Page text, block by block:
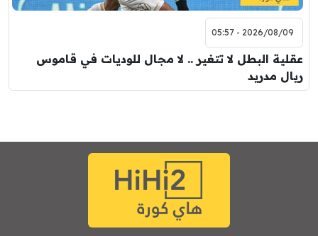
2026/08/09 - 05:57
عقلية البطل لا تتغير .. لا مجال للوديات في قاموس
ريال مدريد